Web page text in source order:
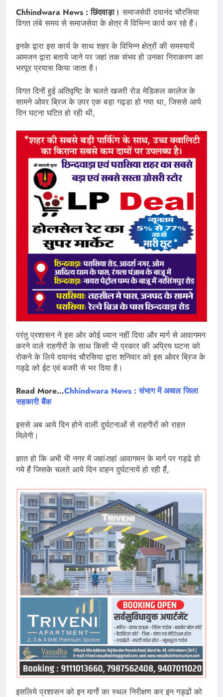
Chhindwara News : छिंदवाड़ा।समाजसेवी दयानंद चौरसिया
विगत लंबे समय से समाजसेवा के क्षेत्र में विभिन्न कार्य कर रहे हैं।
इनके द्वारा इस कार्य के साथ शहर के विभिन्न क्षेत्रों की समस्यायें
आमजन द्वारा बताये जाने पर जहां तक संभव हो उनका निराकरण का
भरपूर प्रयास किया जाता है।
विगत दिनों हुई अतिवृष्टि के चलते खजरी रोड मेडिकल कालेज के
सामने ओवर ब्रिज के उपर एक बड़ा गढ्डा हो गया था, जिससे आये
दिन घटना घटित हो रही थी,
परंतु प्रशासन ने इस ओर कोई ध्यान नहीं दिया और मार्ग से आवागमन
करने वाले राहगीरों के साथ किसी भी प्रकार की अप्रिय घटना को
रोकने के लिये दयानंद चौरसिया द्वारा शनिवार को इस ओवर ब्रिज के
गड्ढे को ईट एवं बजरी से भर दिया है।
Read More…Chhindwara News : संभाग में अव्वल जिला
सहकारी बैंक
इससे अब आये दिन होने वाली दुर्घटनाओं से राहगीरों को राहत
मिलेगी।
ज्ञात हो कि अभी भी नगर में जहां-तहां आवागमन के मार्ग पर गड्ढे हो
गये हैं जिसके चलते आये दिन वाहन दुर्घटनायें हो रही हैं,
इसलिये प्रशासन को इन मार्गो का स्थल निरीक्षण कर इन गड्ढों को